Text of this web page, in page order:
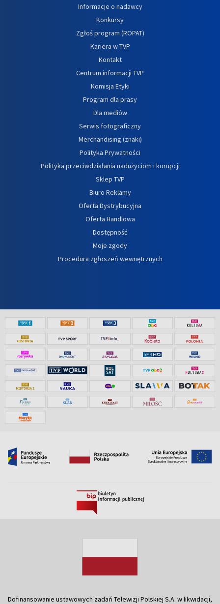
Informacje o nadawcy
Konkursy
Zgłoś program (ROPAT)
Kariera w TVP
Kontakt
Centrum informacji TVP
Komisja Etyki
Program dla prasy
Dla mediów
Serwis fotograficzny
Merchandising (znaki)
Polityka Prywatności
Polityka przeciwdziałania nadużyciom i korupcji
Sklep TVP
Biuro Reklamy
Oferta Dystrybucyjna
Oferta Handlowa
Dostępność
Moje zgody
Procedura zgłoszeń wewnętrznych
Dofinansowanie ustawowych zadań Telewizji Polskiej S.A. w likwidacji,